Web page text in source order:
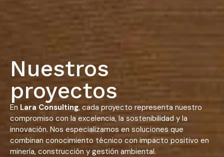
Nuestros
proyectos
En Lara Consulting, cada proyecto representa nuestro
compromiso con la excelencia, la sostenibilidad y la
innovación. Nos especializamos en soluciones que
combinan conocimiento técnico con impacto positivo en
minería, construcción y gestión ambiental.